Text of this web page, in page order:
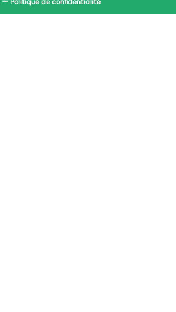
Politique de confidentialité